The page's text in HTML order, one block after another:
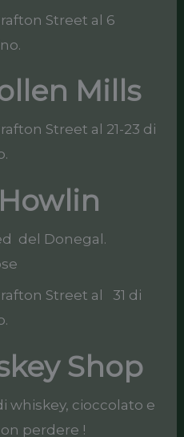
Street al 6
Mills
Street al 21-23 di
del Donegal.
Street al 31 di
Shop
whiskey, cioccolato e
perdere !